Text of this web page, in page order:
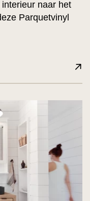
naar het
Parquetvinyl